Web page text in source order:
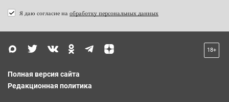
Я даю согласие на обработку персональных данных
18+
Полная версия сайта
Редакционная политика